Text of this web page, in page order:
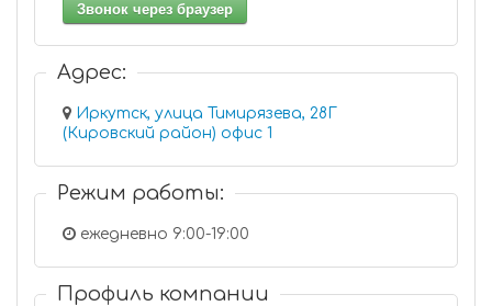
Звонок через браузер
Адрес:
Иркутск, улица Тимирязева, 28Г
(Кировский район) офис 1
Режим работы:
ежедневно 9:00-19:00
Профиль компании